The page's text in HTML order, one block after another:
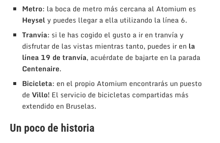
Metro: la boca de metro más cercana al Atomium es
Heysely puedes llegar a ella utilizando la línea 6.
Tranvía: si le has cogido el gusto a ir en tranvía y
disfrutar de las vistas mientras tanto, puedes ir en la
línea 19 de tranvía, acuérdate de bajarte en la parada
Centenaire.
Bicicleta: en el propio Atomium encontrarás un puesto
de Villo! El servicio de bicicletas compartidas más
extendido en Bruselas.
Un poco de historia